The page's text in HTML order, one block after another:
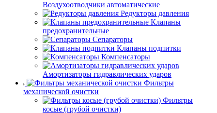
Воздухоотводчики автоматические
Редукторы давления
Клапаны
предохранительные
Сепараторы
Клапаны подпитки
Компенсаторы
Амортизаторы гидравлических ударов
Фильтры
механической очистки
Фильтры
косые (грубой очистки)